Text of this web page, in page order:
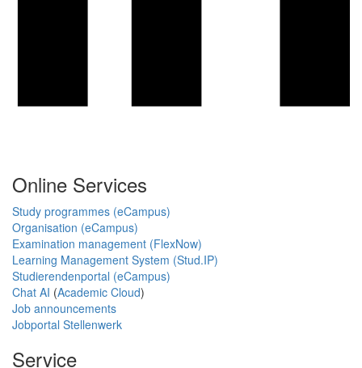
Online Services
Study programmes (eCampus)
Organisation (eCampus)
Examination management (FlexNow)
Learning Management System (Stud.IP)
Studierendenportal (eCampus)
Chat AI (Academic Cloud)
Job announcements
Jobportal Stellenwerk
Service